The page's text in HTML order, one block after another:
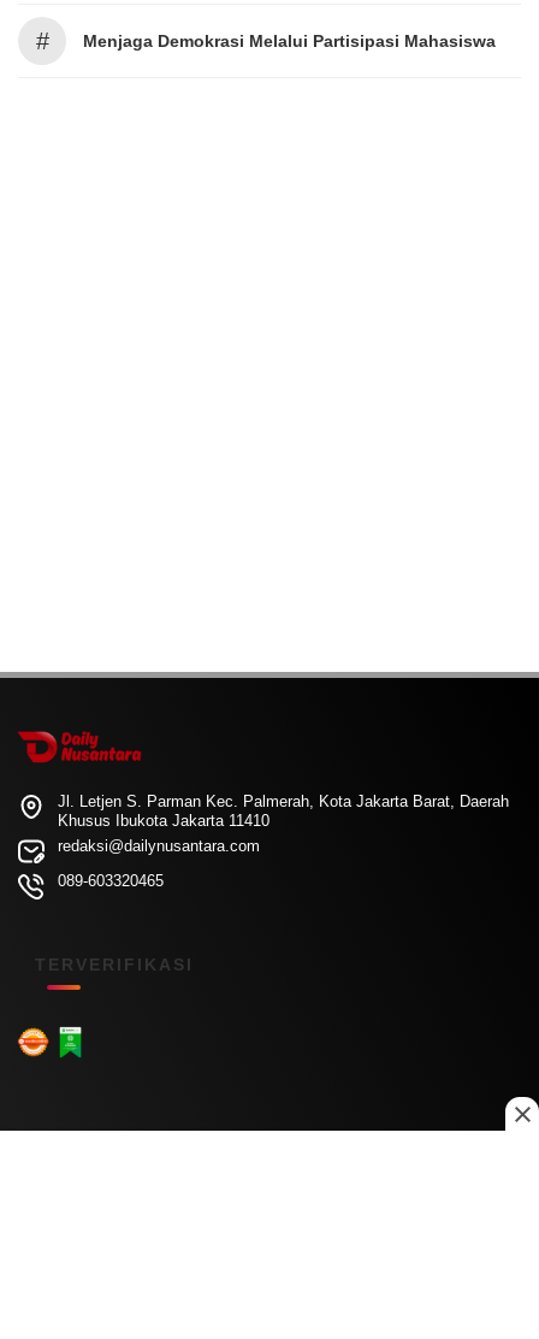
# Menjaga Demokrasi Melalui Partisipasi Mahasiswa
Jl. Letjen S. Parman Kec. Palmerah, Kota Jakarta Barat, Daerah
Khusus Ibukota Jakarta 11410
redaksi@dailynusantara.com
089-603320465
TERVERIFIKASI